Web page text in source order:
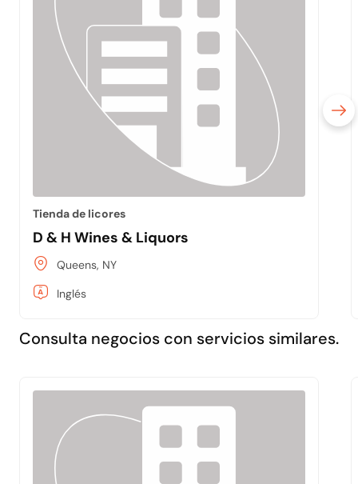
Tienda de licores
D & H Wines & Liquors
Queens, NY
Inglés
Consulta negocios con servicios similares.